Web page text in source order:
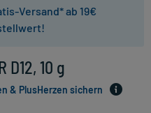
Versand* ab 19€
D12, 10 g
& PlusHerzen sichern